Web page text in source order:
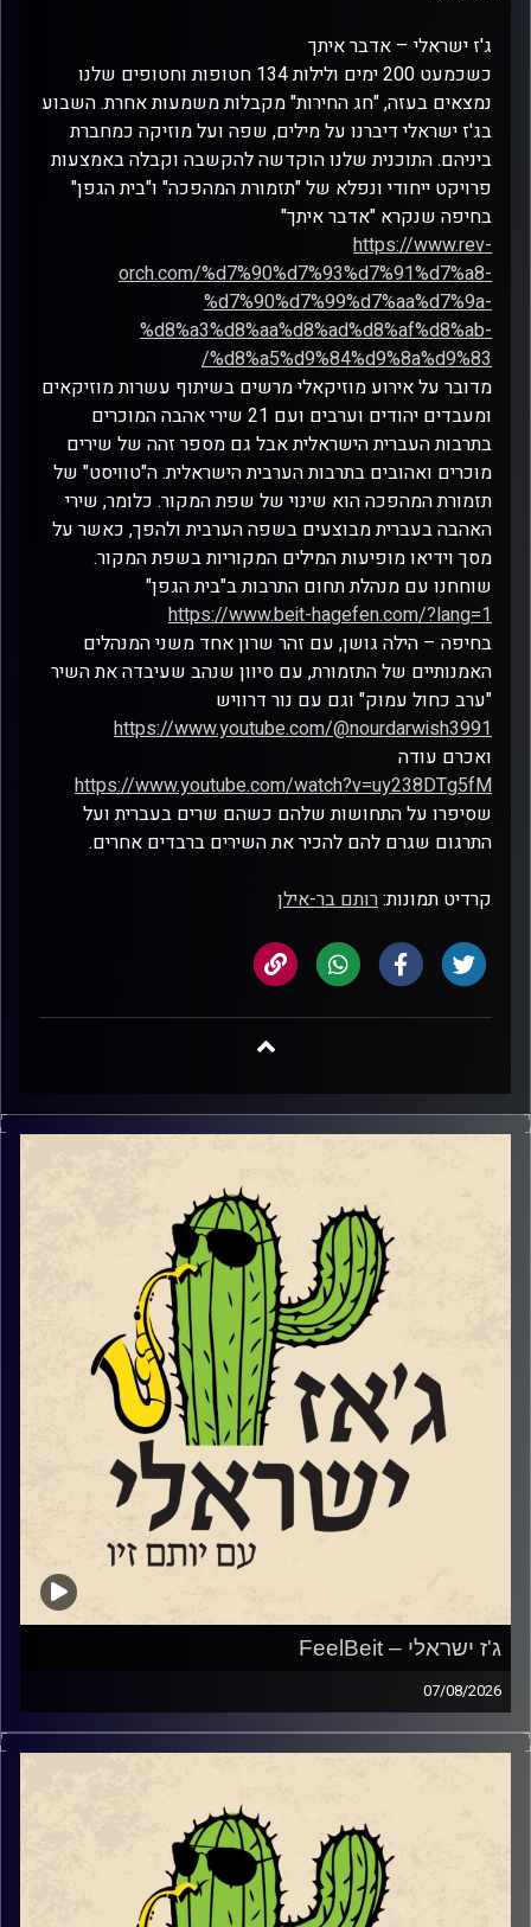
ג'ז ישראלי – אדבר איתך
כשכמעט 200 ימים ולילות 134 חטופות וחטופים שלנו
נמצאים בעזה, "חג החירות" מקבלות משמעות אחרת. השבוע
בג'ז ישראלי דיברנו על מילים, שפה ועל מוזיקה כמחברת
ביניהם. התוכנית שלנו הוקדשה להקשבה וקבלה באמצעות
פרויקט ייחודי ונפלא של "תזמורת המהפכה" ו"בית הגפן"
בחיפה שנקרא "אדבר איתך"
https://www.rev-
orch.com/%d7%90%d7%93%d7%91%d7%a8-
%d7%90%d7%99%d7%aa%d7%9a-
%d8%a3%d8%aa%d8%ad%d8%af%d8%ab-
%d8%a5%d9%84%d9%8a%d9%83/
מדובר על אירוע מוזיקאלי מרשים בשיתוף עשרות מוזיקאים
ומעבדים יהודים וערבים ועם 21 שירי אהבה המוכרים
בתרבות העברית הישראלית אבל גם מספר זהה של שירים
מוכרים ואהובים בתרבות הערבית הישראלית. ה"טוויסט" של
תזמורת המהפכה הוא שינוי של שפת המקור. כלומר, שירי
האהבה בעברית מבוצעים בשפה הערבית ולהפך, כאשר על
מסך וידיאו מופיעות המילים המקוריות בשפת המקור.
שוחחנו עם מנהלת תחום התרבות ב"בית הגפן"
https://www.beit-hagefen.com/?lang=1
בחיפה – הילה גושן, עם זהר שרון אחד משני המנהלים
האמנותיים של התזמורת, עם סיוון שנהב שעיבדה את השיר
"ערב כחול עמוק" וגם עם נור דרוויש
https://www.youtube.com/@nourdarwish3991
ואכרם עודה
https://www.youtube.com/watch?v=uy238DTg5fM
שסיפרו על התחושות שלהם כשהם שרים בעברית ועל
התרגום שגרם להם להכיר את השירים ברבדים אחרים.
קרדיט תמונות:רותם בר-אילן
ג'ז ישראלי – FeelBeit
07/08/2026
השבוע הקדשנו את מרבית התוכנית למקום מיוחד ולפסטיבל
מיוחד שמנהל בימים אלו בירושלים.
מרכז תרבות פלסטיני־ישראלי, ערבי־יהודי, הפועל בירושלים
ומשמש מרחב משותף לאמנים, לאמניות ולקהלים מגוונים.
והפסטיבל הואפסטיבל SHIFT
שלדברי המארגנים שלו, אינו מבקש לייפות את המציאות, ואינו